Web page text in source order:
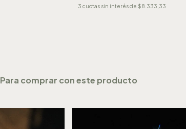
3 cuotas sin interés de $8.333,33
Para comprar con este producto